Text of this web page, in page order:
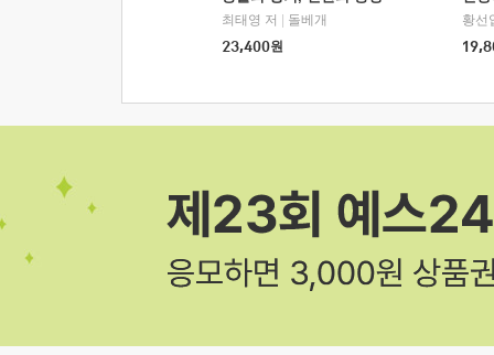
최태영 저
돌베개
23,400원
황선